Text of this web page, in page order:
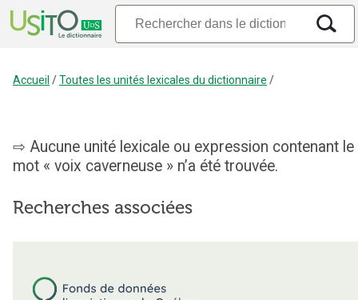
Accueil /Toutes les unités lexicales du dictionnaire /
Aucune unité lexicale ou expression contenant le
mot « voix caverneuse » n’a été trouvée.
Recherches associées